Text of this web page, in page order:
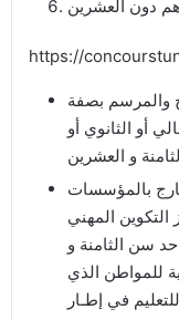
https://
والمرسم بصفة
أو الثانوي أو
بالمؤسسات
التكوين المهني
سن الثامنة و
للمواطن الذي
في إطـار